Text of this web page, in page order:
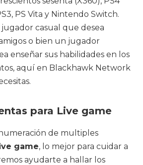
PS Vita y Nintendo Switch.
casual que desea
o bien un jugador
enseñar sus habilidades en los
aquí en Blackhawk Network
para Live game
de multiples
game, lo mejor para cuidar a
ayudarte a hallar los